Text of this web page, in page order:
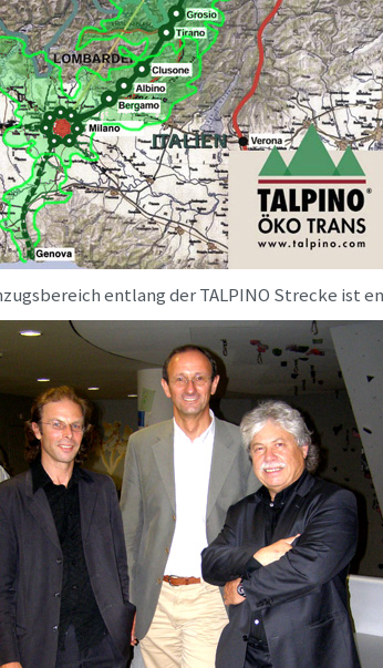
entlang der TALPINO Strecke ist